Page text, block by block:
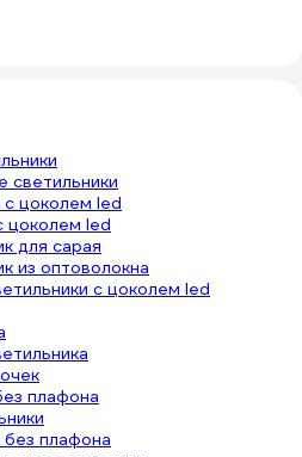
светильники
с цоколем led
цоколем led
для сарая
из оптоволокна
с цоколем led
плафона
плафона